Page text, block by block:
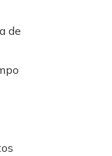
de